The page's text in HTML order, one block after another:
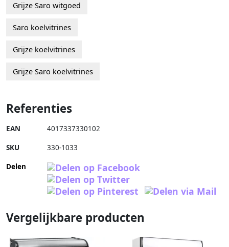
Grijze Saro witgoed
Saro koelvitrines
Grijze koelvitrines
Grijze Saro koelvitrines
Referenties
EAN 4017337330102
SKU 330-1033
Delen
Vergelijkbare producten